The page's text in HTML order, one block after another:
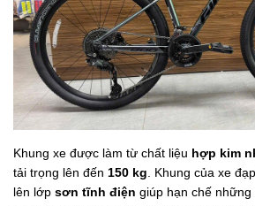
Khung xe được làm từ chất liệu hợp kim
tải trọng lên đến 150 kg . Khung của xe
lên lớp sơn tĩnh điện giúp hạn chế